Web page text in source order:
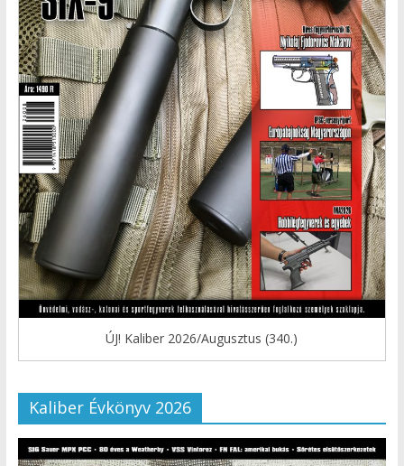
ÚJ! Kaliber 2026/Augusztus (340.)
Kaliber Évkönyv 2026